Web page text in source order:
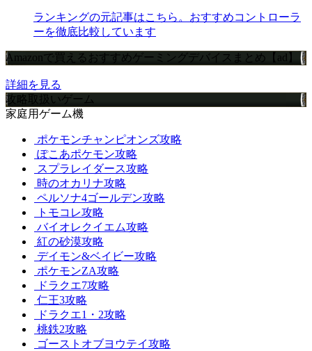
ランキングの元記事はこちら。おすすめコントローラ
ーを徹底比較しています
Amazonで買えるおすすめゲーミングデバイスまとめ【ad】
詳細を見る
攻略取扱いゲーム
家庭用ゲーム機
ポケモンチャンピオンズ攻略
ぽこあポケモン攻略
スプラレイダース攻略
時のオカリナ攻略
ペルソナ4ゴールデン攻略
トモコレ攻略
バイオレクイエム攻略
紅の砂漠攻略
デイモン&ベイビー攻略
ポケモンZA攻略
ドラクエ7攻略
仁王3攻略
ドラクエ1・2攻略
桃鉄2攻略
ゴーストオブヨウテイ攻略